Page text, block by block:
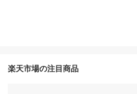
楽天市場の注目商品